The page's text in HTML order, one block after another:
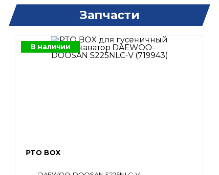
Запчасти
В наличии
PTO BOX